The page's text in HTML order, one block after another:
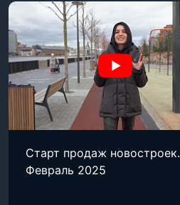
Старт продаж новостроек.
Февраль 2025